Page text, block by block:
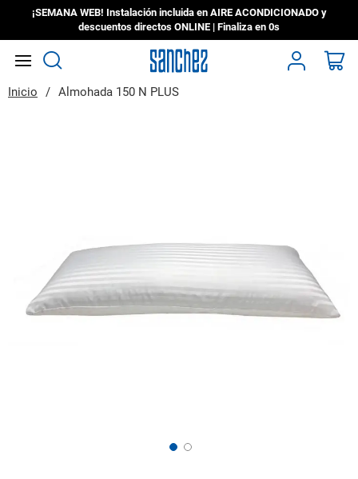
¡SEMANA WEB! Instalación incluida en AIRE ACONDICIONADO y
descuentos directos ONLINE | Finaliza en 0s
Inicio Almohada 150 N PLUS